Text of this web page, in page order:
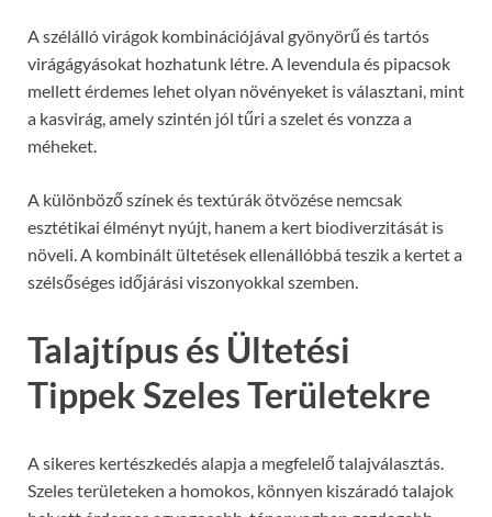
A szélálló virágok kombinációjával gyönyörű és tartós
virágágyásokat hozhatunk létre. A levendula és pipacsok
mellett érdemes lehet olyan növényeket is választani, mint
a kasvirág, amely szintén jól tűri a szelet és vonzza a
méheket.
A különböző színek és textúrák ötvözése nemcsak
esztétikai élményt nyújt, hanem a kert biodiverzitását is
növeli. A kombinált ültetések ellenállóbbá teszik a kertet a
szélsőséges időjárási viszonyokkal szemben.
Talajtípus és Ültetési
Tippek Szeles Területekre
A sikeres kertészkedés alapja a megfelelő talajválasztás.
Szeles területeken a homokos, könnyen kiszáradó talajok